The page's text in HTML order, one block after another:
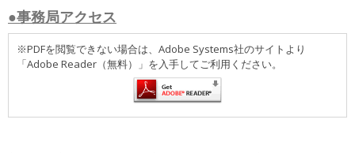
●事務局アクセス
※PDFを閲覧できない場合は、Adobe Systems社のサイトより
「Adobe Reader（無料）」を入手してご利用ください。